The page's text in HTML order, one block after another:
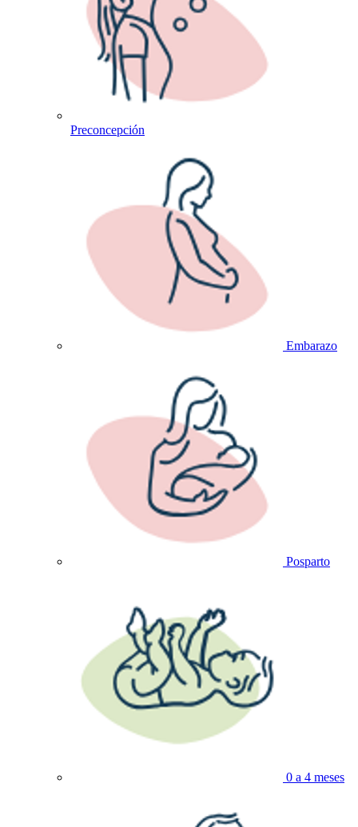
Preconcepción
Embarazo
Posparto
0 a 4 meses